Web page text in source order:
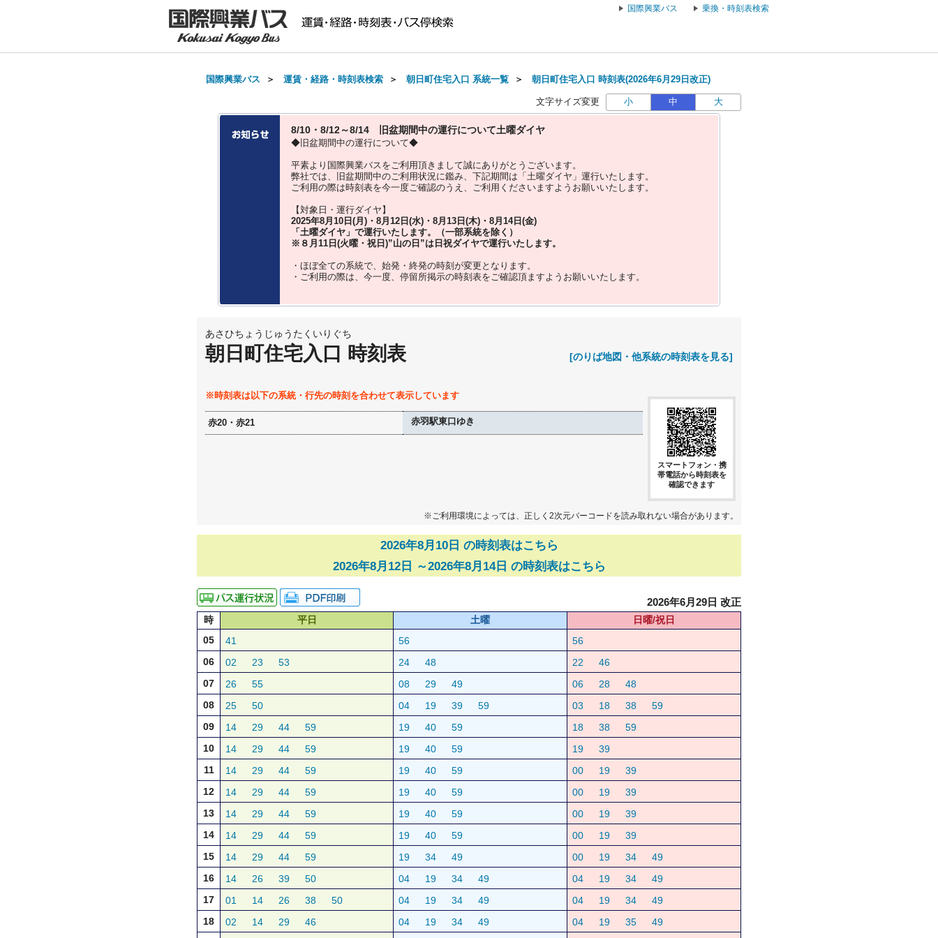
国際興業バス 乗換・時刻表検索
国際興業バス ＞ 運賃・経路・時刻表検索 ＞ 朝日町住宅入口 系統一覧 ＞ 朝日町住宅入口 時刻表(2026年6月29日改正)
文字サイズ変更 小 中 大
8/10・8/12～8/14 旧盆期間中の運行について土曜ダイヤ
◆旧盆期間中の運行について◆
平素より国際興業バスをご利用頂きまして誠にありがとうございます。
弊社では、旧盆期間中のご利用状況に鑑み、下記期間は「土曜ダイヤ」運行いたします。
ご利用の際は時刻表を今一度ご確認のうえ、ご利用くださいますようお願いいたします。
【対象日・運行ダイヤ】
2025年8月10日(月)・8月12日(水)・8月13日(木)・8月14日(金)
「土曜ダイヤ」 で運行いたします。（一部系統を除く）
※８月11日(火曜・祝日)”山の日 ”は 日祝ダイヤで運行いたします。
・ほぼ全ての系統で、始発・終発の時刻が変更となります。
・ご利用の際は、今一度、 停留所掲示の時刻表をご確認頂ますようお願いいたします。
あさひちょうじゅうたくいりぐち
朝日町住宅入口 時刻表 [のりば地図・他系統の時刻表を見る]
※時刻表は以下の系統・行先の時刻を合わせて表示しています
赤20・赤21 赤羽駅東口ゆき
スマートフォン・携
帯電話から時刻表を
確認できます
※ご利用環境によっては、正しく2次元バーコードを読み取れない場合があります。
2026年8月10日 の時刻表はこちら
2026年8月12日 ～2026年8月14日 の時刻表はこちら
2026年6月29日 改正
時 平日 土曜
日曜/祝日
05
41 56
56
06
02 23 53 24 48 22
46
07
26 55 08 29 49 06 28
48
08
25 50 04 19 39 59 03 18 38
59
09
14 29 44 59 19 40 59 18 38
59
10
14 29 44 59 19 40 59 19
39
11
14 29 44 59 19 40 59 00 19
39
12
14 29 44 59 19 40 59 00 19
39
13
14 29 44 59 19 40 59 00 19
39
14
14 29 44 59 19 40 59 00 19
39
15
14 29 44 59 19 34 49 00 19 34
49
16
14 26 39 50 04 19 34 49 04 19 34
49
17
01 14 26 38 50 04 19 34 49 04 19 34
49
18
02 14 29 46 04 19 34 49 04 19 35
49